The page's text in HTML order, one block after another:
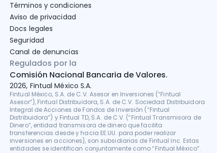
Términos y condiciones
Aviso de privacidad
Docs legales
Seguridad
Canal de denuncias
Regulados por la
Comisión Nacional Bancaria de Valores.
2026, Fintual México S.A.
Fintual México, S.A. de C.V. Asesor en Inversiones (“Fintual
Asesor”), Fintual Distribuidora, S.A. de C.V. Sociedad Distribuidora
Integral de Acciones de Fondos de Inversión (“Fintual
Distribuidora”) y Fintual TD, S.A. de C.V. (“Fintual Transmisora de
Dinero”, entidad transmisora de dinero que facilita
transferencias desde y hacia EE.UU. para poder realizar
inversiones en acciones), son subsidiarias de Fintual Inc. Estas
entidades se identifican conjuntamente como “Fintual México”.